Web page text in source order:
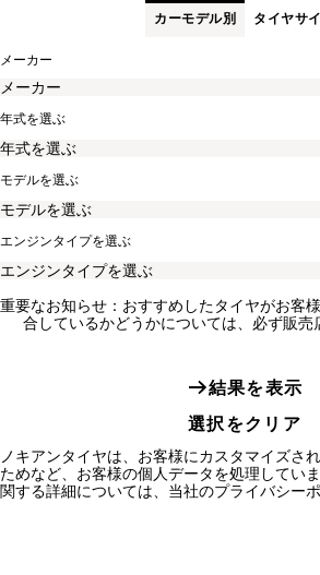
カーモデル別 タイヤサ
メーカー
年式を選ぶ
モデルを選ぶ
エンジンタイプを選ぶ
重要なお知らせ：おすすめしたタイヤがお客
合しているかどうかについては、必ず販売
結果を表示
選択をクリア
ノキアンタイヤは、お客様にカスタマイズさ
ためなど、お客様の個人データを処理してい
関する詳細については、当社のプライバシー